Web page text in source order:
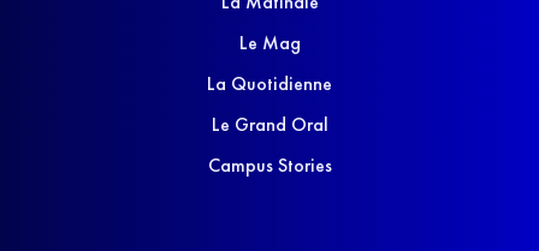
Le Mag
La Quotidienne
Le Grand Oral
Campus Stories